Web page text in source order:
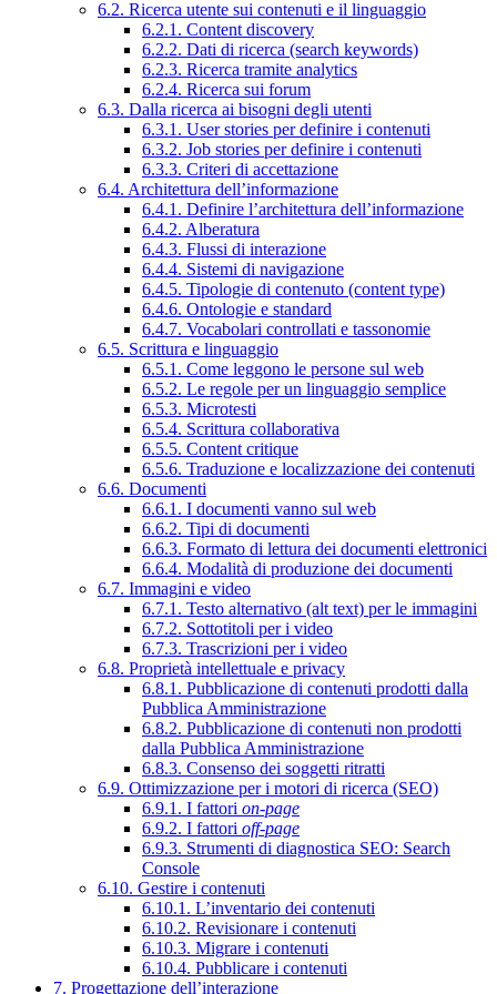
6.2. Ricerca utente sui contenuti e il linguaggio
6.2.1. Content discovery
6.2.2. Dati di ricerca (search keywords)
6.2.3. Ricerca tramite analytics
6.2.4. Ricerca sui forum
6.3. Dalla ricerca ai bisogni degli utenti
6.3.1. User stories per definire i contenuti
6.3.2. Job stories per definire i contenuti
6.3.3. Criteri di accettazione
6.4. Architettura dell’informazione
6.4.1. Definire l’architettura dell’informazione
6.4.2. Alberatura
6.4.3. Flussi di interazione
6.4.4. Sistemi di navigazione
6.4.5. Tipologie di contenuto (content type)
6.4.6. Ontologie e standard
6.4.7. Vocabolari controllati e tassonomie
6.5. Scrittura e linguaggio
6.5.1. Come leggono le persone sul web
6.5.2. Le regole per un linguaggio semplice
6.5.3. Microtesti
6.5.4. Scrittura collaborativa
6.5.5. Content critique
6.5.6. Traduzione e localizzazione dei contenuti
6.6. Documenti
6.6.1. I documenti vanno sul web
6.6.2. Tipi di documenti
6.6.3. Formato di lettura dei documenti elettronici
6.6.4. Modalità di produzione dei documenti
6.7. Immagini e video
6.7.1. Testo alternativo (alt text) per le immagini
6.7.2. Sottotitoli per i video
6.7.3. Trascrizioni per i video
6.8. Proprietà intellettuale e privacy
6.8.1. Pubblicazione di contenuti prodotti dalla
Pubblica Amministrazione
6.8.2. Pubblicazione di contenuti non prodotti
dalla Pubblica Amministrazione
6.8.3. Consenso dei soggetti ritratti
6.9. Ottimizzazione per i motori di ricerca (SEO)
6.9.1. I fattori on-page
6.9.2. I fattori off-page
6.9.3. Strumenti di diagnostica SEO: Search
Console
6.10. Gestire i contenuti
6.10.1. L’inventario dei contenuti
6.10.2. Revisionare i contenuti
6.10.3. Migrare i contenuti
6.10.4. Pubblicare i contenuti
7. Progettazione dell’interazione